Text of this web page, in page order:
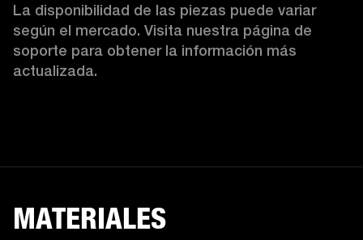
La disponibilidad de las piezas puede variar
según el mercado. Visita nuestra página de
soporte para obtener la información más
actualizada.
MATERIALES